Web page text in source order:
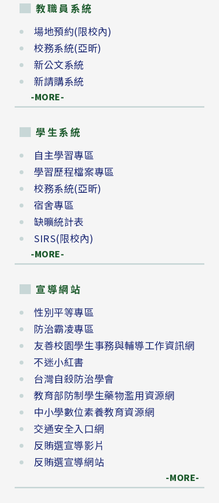
教職員系統
場地預約(限校內)
校務系統(亞昕)
新公文系統
新請購系統
-MORE-
學生系統
自主學習專區
學習歷程檔案專區
校務系統(亞昕)
宿舍專區
缺曠統計表
SIRS(限校內)
-MORE-
宣導網站
性別平等專區
防治霸凌專區
友善校園學生事務與輔導工作資訊網
不迷小紅書
台灣自殺防治學會
教育部防制學生藥物濫用資源網
中小學數位素養教育資源網
交通安全入口網
反賄選宣導影片
反賄選宣導網站
-MORE-